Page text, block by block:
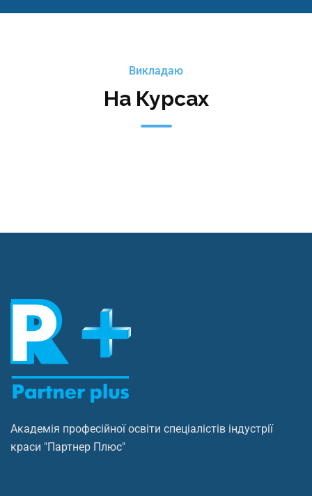
Викладаю
На Курсах
Академія професійної освіти спеціалістів індустрії
краси "Партнер Плюс"